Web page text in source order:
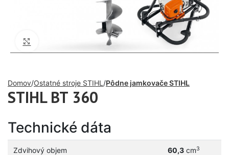
Domov Ostatné stroje STIHL Pôdne jamkovače STIHL
STIHL BT 360
Technické dáta
Zdvihový objem 60,3cm3